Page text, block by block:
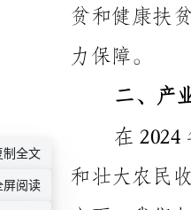
三、教育扶贫成果显著
制全文
屏阅读